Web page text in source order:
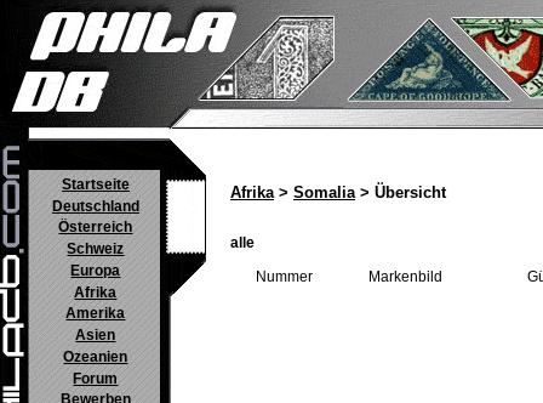
Startseite
Deutschland
Österreich
Schweiz
Europa
Afrika
Amerika
Asien
Ozeanien
Forum
Bewerben
Afrika> Somalia> Übersicht
alle
Nummer Markenbild